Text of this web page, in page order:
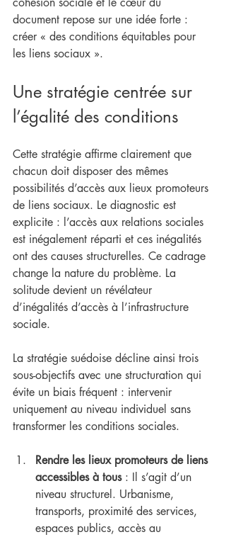
document repose sur une idée forte :
créer « des conditions équitables pour
les liens sociaux ».
Une stratégie centrée sur
l’égalité des conditions
Cette stratégie affirme clairement que
chacun doit disposer des mêmes
possibilités d’accès aux lieux promoteurs
de liens sociaux. Le diagnostic est
explicite : l’accès aux relations sociales
est inégalement réparti et ces inégalités
ont des causes structurelles. Ce cadrage
change la nature du problème. La
solitude devient un révélateur
d’inégalités d’accès à l’infrastructure
sociale.
La stratégie suédoise décline ainsi trois
sous-objectifs avec une structuration qui
évite un biais fréquent : intervenir
uniquement au niveau individuel sans
transformer les conditions sociales.
Rendre les lieux promoteurs de liens
accessibles à tous : Il s’agit d’un
niveau structurel. Urbanisme,
transports, proximité des services,
espaces publics, accès au